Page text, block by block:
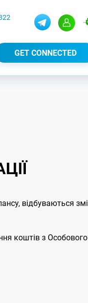
GET CONNECTED
відбуваються
коштів з Особового